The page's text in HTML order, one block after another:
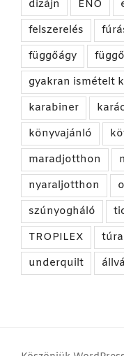
dizájn
ENO
felszerelés
függőágy
gyakran ismételt
karabiner
könyvajánló
maradjotthon
nyaraljotthon
szúnyogháló
TROPILEX
túra
underquilt